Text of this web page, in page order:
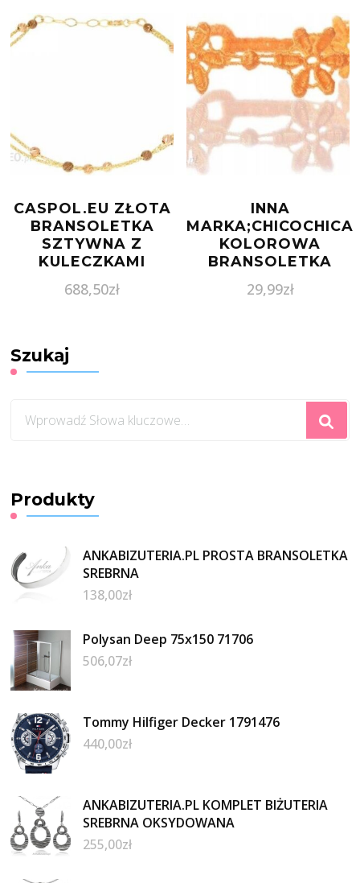
CASPOL.EU ZŁOTA
BRANSOLETKA
SZTYWNA Z
KULECZKAMI
BR.00887 PR.585
688,50zł
INNA
MARKA;CHICOCHICA
KOLOROWA
BRANSOLETKA
MOONLU
WYSZYWANA
29,99zł
Szukaj
czegoś?
Produkty
ANKABIZUTERIA.PL PROSTA BRANSOLETKA
SREBRNA
138,00zł
Polysan Deep 75x150 71706
506,07zł
Tommy Hilfiger Decker 1791476
440,00zł
ANKABIZUTERIA.PL KOMPLET BIŻUTERIA
SREBRNA OKSYDOWANA
255,00zł